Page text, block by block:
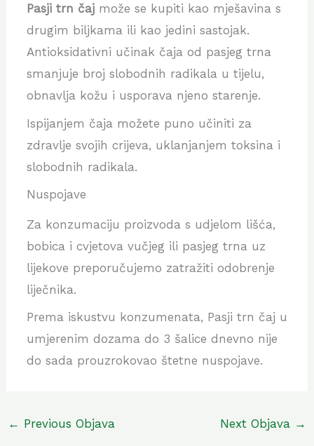
Pasji trn čajmože se kupiti kao mješavina s
drugim biljkama ili kao jedini sastojak.
Antioksidativni učinak čaja od pasjeg trna
smanjuje broj slobodnih radikala u tijelu,
obnavlja kožu i usporava njeno starenje.
Ispijanjem čaja možete puno učiniti za
zdravlje svojih crijeva, uklanjanjem toksina i
slobodnih radikala.
Nuspojave
Za konzumaciju proizvoda s udjelom lišća,
bobica i cvjetova vučjeg ili pasjeg trna uz
lijekove preporučujemo zatražiti odobrenje
liječnika.
Prema iskustvu konzumenata, Pasji trn čaj u
umjerenim dozama do 3 šalice dnevno nije
do sada prouzrokovao štetne nuspojave.
← Previous Objava Next Objava →